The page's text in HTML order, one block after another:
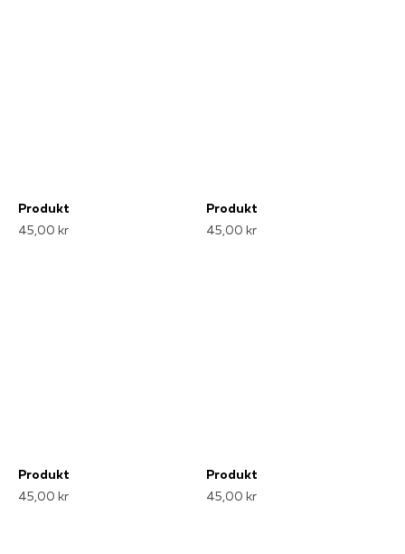
Produkt
45,00 kr
Produkt
45,00 kr
Produkt
45,00 kr
Produkt
45,00 kr